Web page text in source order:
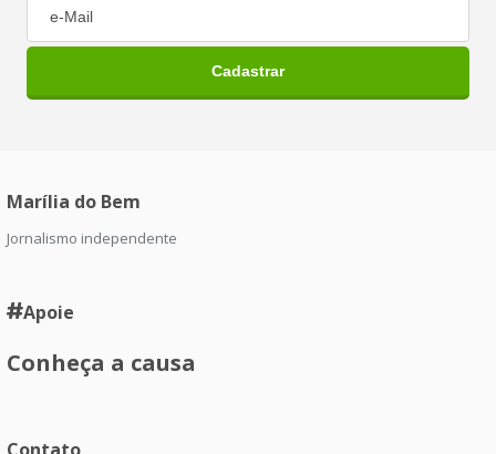
Marília do Bem
Jornalismo independente
Apoie
Conheça a causa